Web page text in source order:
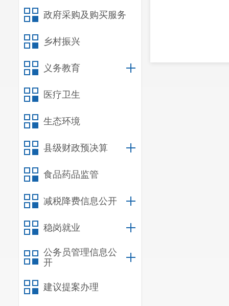
政府采购及购买服务
乡村振兴
义务教育
医疗卫生
生态环境
县级财政预决算
食品药品监管
减税降费信息公开
稳岗就业
公务员管理信息公
开
建议提案办理